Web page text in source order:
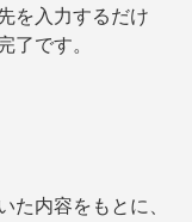
を入力するだけ
了です。
た内容をもとに、